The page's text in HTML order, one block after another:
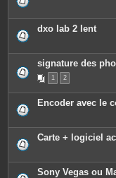
dxo lab 2 lent
signature des
1 2
Encoder avec le
Carte + logiciel
Sony Vegas ou